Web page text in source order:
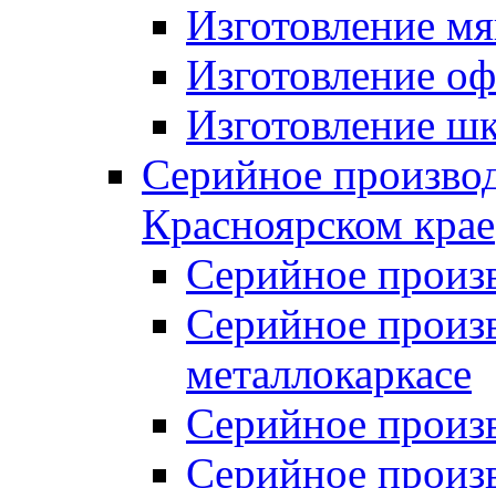
Изготовление
Изготовление
Изготовление
Серийное
Красноярском крае
Серийное
Серийное
металлокаркасе
Серийное
Серийное